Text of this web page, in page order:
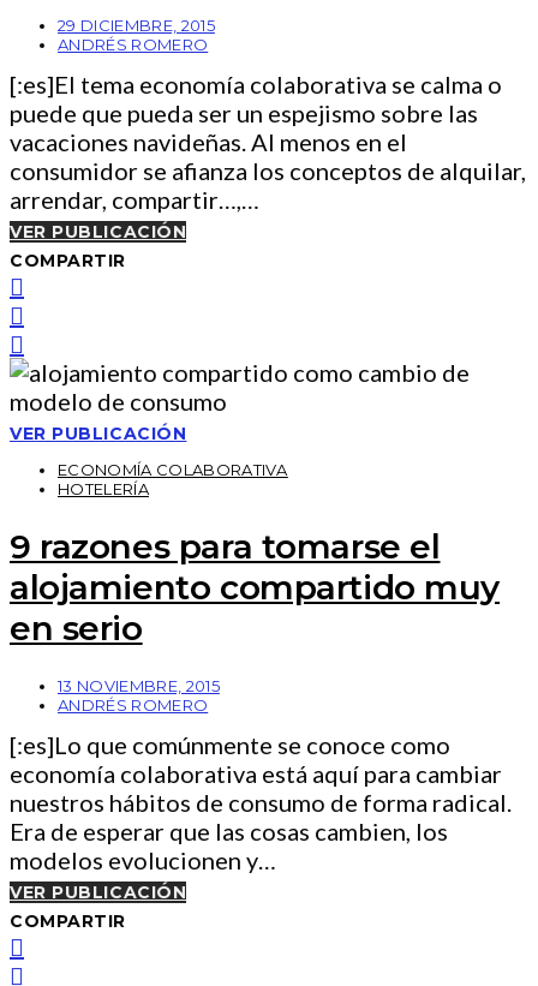
29 DICIEMBRE, 2015
ANDRÉS ROMERO
[:es]El tema economía colaborativa se calma o
puede que pueda ser un espejismo sobre las
vacaciones navideñas. Al menos en el
consumidor se afianza los conceptos de alquilar,
arrendar, compartir…,…
VER PUBLICACIÓN
COMPARTIR
VER PUBLICACIÓN
ECONOMÍA COLABORATIVA
HOTELERÍA
9 razones para tomarse el
alojamiento compartido muy
en serio
13 NOVIEMBRE, 2015
ANDRÉS ROMERO
[:es]Lo que comúnmente se conoce como
economía colaborativa está aquí para cambiar
nuestros hábitos de consumo de forma radical.
Era de esperar que las cosas cambien, los
modelos evolucionen y…
VER PUBLICACIÓN
COMPARTIR